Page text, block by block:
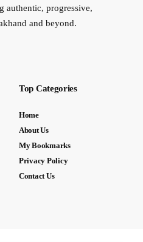
authentic, progressive,
and beyond.
Top Categories
Home
About Us
My Bookmarks
Privacy Policy
Contact Us